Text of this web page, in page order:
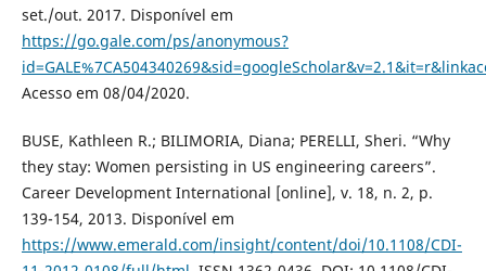
set./out. 2017. Disponível em
https://go.gale.com/ps/anonymous?
Acesso em 08/04/2020.
BUSE, Kathleen R.; BILIMORIA, Diana; PERELLI, Sheri. “Why
they stay: Women persisting in US engineering careers”.
Career Development International [online], v. 18, n. 2, p.
139-154, 2013. Disponível em
https://www.emerald.com/insight/content/doi/10.1108/CDI-